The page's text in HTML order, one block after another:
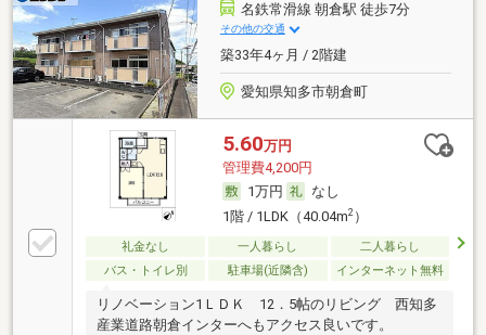
名鉄常滑線 朝倉駅 徒歩7分
その他の交通
築33年4ヶ月 / 2階建
愛知県知多市朝倉町
5.60万円
管理費4,200円
1万円
なし
1階 / 1LDK（40.04m2）
礼金なし 一人暮らし
二人暮らし
バス・トイレ別
駐車場(近隣含) インターネット無料
リノベーション1ＬＤＫ 12．5帖のリビング 西知多
産業道路朝倉インターへもアクセス良いです。